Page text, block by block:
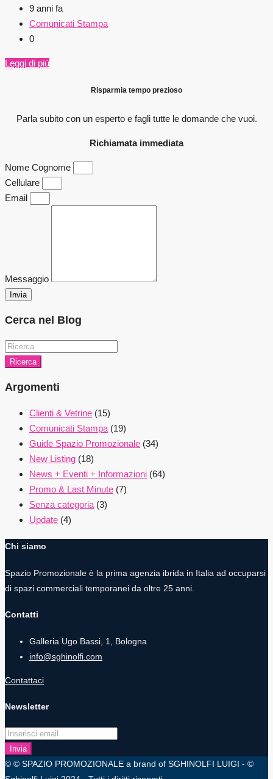
9 anni fa
Comunicati Stampa
0
Leggi di più
Risparmia tempo prezioso
Parla subito con un esperto e faglitutte le domande che vuoi.
Richiamata immediata
Nome Cognome
Cellulare
Email
Messaggio
Invia
Cerca nel Blog
Ricerca
Argomenti
Clienti & Vetrine (15)
Comunicati Stampa(19)
Guide Spazio Promozionale (34)
New Listing (18)
News + Eventi + Informazioni (64)
Promo & Last Minute (7)
Senza categoria(3)
Update (4)
Chi siamo
Spazio Promozionale è la prima agenzia ibrida in Italia ad occuparsi
di spazi commerciali temporanei da oltre 25 anni.
Contatti
Galleria Ugo Bassi, 1, Bologna
info@sghinolfi.com
Contattaci
Newsletter
Invia
© © SPAZIO PROMOZIONALE a brand of SGHINOLFI LUIGI - ©